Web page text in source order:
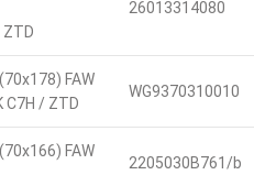
26013314080
FAW
C7H / ZTD
WG9370310010
FAW
2205030B761/b